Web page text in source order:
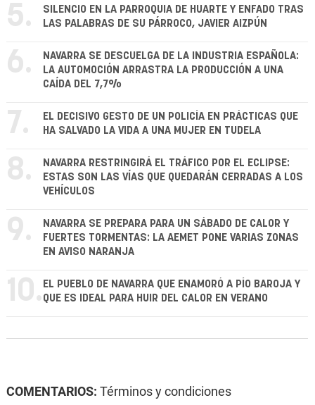
5.
SILENCIO EN LA PARROQUIA DE HUARTE Y ENFADO TRAS
LAS PALABRAS DE SU PÁRROCO, JAVIER AIZPÚN
6.
NAVARRA SE DESCUELGA DE LA INDUSTRIA ESPAÑOLA:
LA AUTOMOCIÓN ARRASTRA LA PRODUCCIÓN A UNA
CAÍDA DEL 7,7%
7.
EL DECISIVO GESTO DE UN POLICÍA EN PRÁCTICAS QUE
HA SALVADO LA VIDA A UNA MUJER EN TUDELA
8.
NAVARRA RESTRINGIRÁ EL TRÁFICO POR EL ECLIPSE:
ESTAS SON LAS VÍAS QUE QUEDARÁN CERRADAS A LOS
VEHÍCULOS
9.
NAVARRA SE PREPARA PARA UN SÁBADO DE CALOR Y
FUERTES TORMENTAS: LA AEMET PONE VARIAS ZONAS
EN AVISO NARANJA
10. EL PUEBLO DE NAVARRA QUE ENAMORÓ A PÍO BAROJA Y
QUE ES IDEAL PARA HUIR DEL CALOR EN VERANO
COMENTARIOS: Términos y condiciones